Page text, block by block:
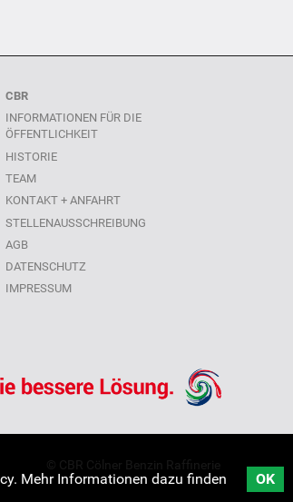
Mehr Informationen dazu finden
OK
CBR
INFORMATIONEN FÜR DIE
ÖFFENTLICHKEIT
HISTORIE
TEAM
KONTAKT + ANFAHRT
STELLENAUSSCHREIBUNG
AGB
DATENSCHUTZ
IMPRESSUM